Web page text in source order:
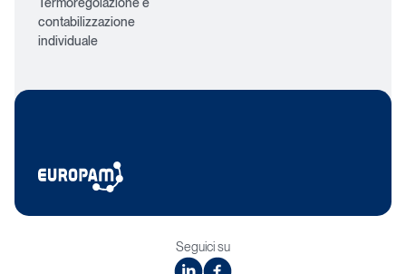
Termoregolazione e
contabilizzazione
individuale
Seguici su
linkedinfacebook